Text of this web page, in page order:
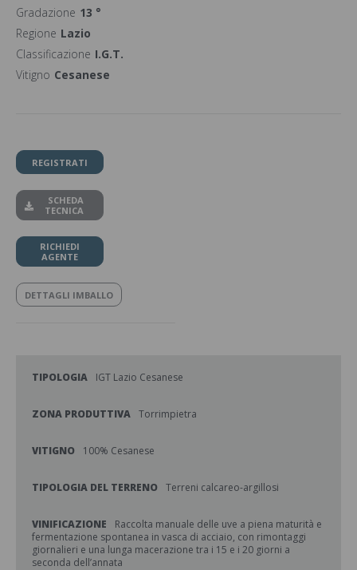
Gradazione 13 °
Regione Lazio
Classificazione I.G.T.
Vitigno Cesanese
REGISTRATI
SCHEDA
TECNICA
RICHIEDI
AGENTE
DETTAGLI IMBALLO
TIPOLOGIA IGT Lazio Cesanese
ZONA PRODUTTIVA Torrimpietra
VITIGNO 100% Cesanese
TIPOLOGIA DEL TERRENO Terreni calcareo-argillosi
VINIFICAZIONE
Raccolta manuale delle uve a piena maturità e
fermentazione spontanea in vasca di acciaio, con rimontaggi
giornalieri e una lunga macerazione tra i 15 e i 20 giorni a
seconda dell’annata